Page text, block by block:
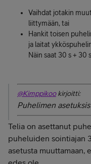
Vaihdat jotakin
liittymään, tai
Hankit toisen
ja laitat
Näin saat 30 s + 30
@Kimppikookirjoitti:
Puhelimen
Telia on asettanut
puheluiden sointiajan
asetusta muuttamaan,